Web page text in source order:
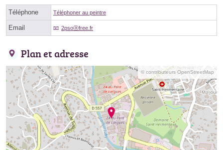
Téléphone Téléphoner au peintre
Email 2psoⓐfree.fr
Plan et adresse
© contributeurs OpenStreetMap